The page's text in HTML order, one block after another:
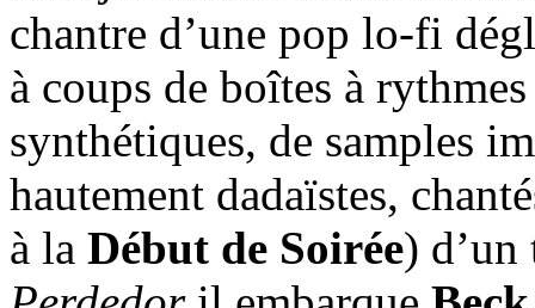
chantre d’une pop lo-fi
à coups de boîtes à
synthétiques, de samples
hautement dadaïstes,
à la Début de Soirée)